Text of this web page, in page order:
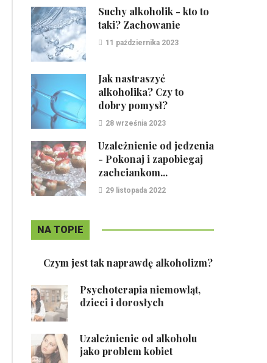
Suchy alkoholik - kto to
taki? Zachowanie
11 października 2023
Jak nastraszyć
alkoholika? Czy to
dobry pomysł?
28 września 2023
Uzależnienie od jedzenia
- Pokonaj i zapobiegaj
zachciankom...
29 listopada 2022
NA TOPIE
Czym jest tak naprawdę alkoholizm?
Psychoterapia niemowląt,
dzieci i dorosłych
Uzależnienie od alkoholu
jako problem kobiet